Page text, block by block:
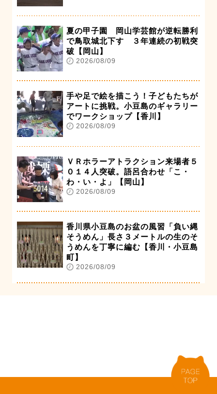
夏の甲子園 岡山学芸館が逆転勝利
で鳥取城北下す ３年連続の初戦突
破【岡山】
2026/08/09
手や足で絵を描こう！子どもたちが
アートに挑戦。小豆島のギャラリー
でワークショップ【香川】
2026/08/09
ＶＲホラーアトラクション来場者５
０１４人突破。語呂合わせ「こ・
わ・い・よ」【岡山】
2026/08/09
香川県小豆島のお盆の風習「負い縄
そうめん」長さ３メートルの生のそ
うめんを丁寧に編む【香川・小豆島
町】
2026/08/09